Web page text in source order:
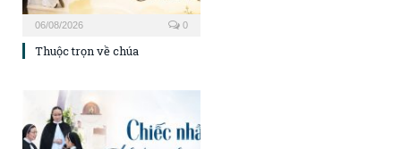
06/08/2026 0
Thuộc trọn về chúa